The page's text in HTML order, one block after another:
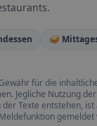
🥪
für die
Jegliche Nutzung
Texte entstehen, ist
gemeldet